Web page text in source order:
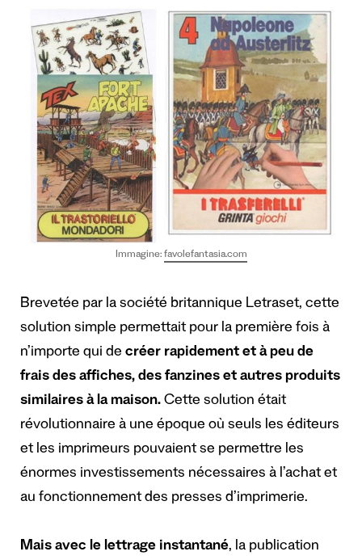
Immagine: favolefantasia.com
Brevetée par la société britannique Letraset, cette
solution simple permettait pour la première fois à
n’importe qui de créer rapidement et à peu de
frais des affiches, des fanzines et autres produits
similaires à la maison. Cette solution était
révolutionnaire à une époque où seuls les éditeurs
et les imprimeurs pouvaient se permettre les
énormes investissements nécessaires à l’achat et
au fonctionnement des presses d’imprimerie.
Mais avec le lettrage instantané, la publication